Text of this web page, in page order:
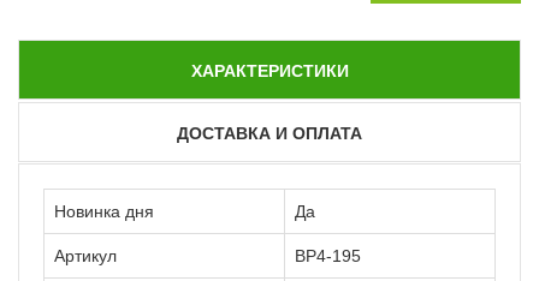
ХАРАКТЕРИСТИКИ
ДОСТАВКА И ОПЛАТА
Новинка дня Да
Артикул ВР4-195